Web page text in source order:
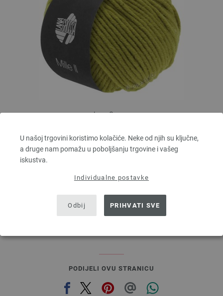
U našoj trgovini koristimo kolačiće. Neke od njih su ključne,
a druge nam pomažu u poboljšanju trgovine i vašeg
iskustva.
Individualne postavke
Odbij PRIHVATI SVE
Lana Grossa
50 % Djevicavuna Merino, 50 % Akril
Dužina: otprilike 55 m / 50 g
4,42 $
next
PODIJELI OVU STRANICU